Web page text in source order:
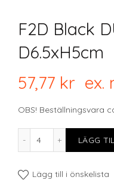
F2D Black
D6.5xH5cm
57,77 kr ex.
OBS! Beställningsvara
F2D Black DUSK
LÄGG
Lägg till i önskelista